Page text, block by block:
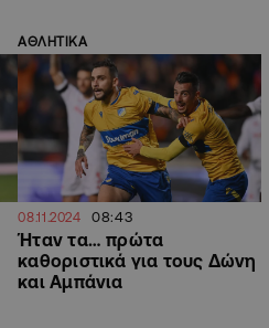
ΑΘΛΗΤΙΚΑ
08.11.2024 08:43
Ήταν τα… πρώτα
καθοριστικά για τους Δώνη
και Αμπάνια